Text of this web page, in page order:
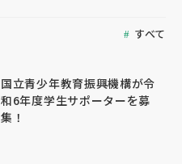
すべて
国立青少年教育振興機構が令
和6年度学生サポーターを募
集！